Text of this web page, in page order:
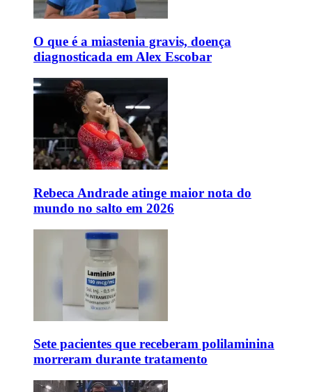
O que é a miastenia gravis, doença
diagnosticada em Alex Escobar
Rebeca Andrade atinge maior nota do
mundo no salto em 2026
Sete pacientes que receberam polilaminina
morreram durante tratamento